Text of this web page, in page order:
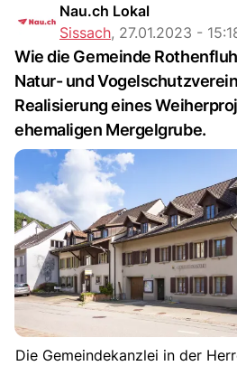
Nau.ch Lokal
Sissach, 27.01.2023 -
Wie die Gemeinde
Natur- und
Realisierung eines
ehemaligen Mergelgrube.
Die Gemeindekanzlei in der